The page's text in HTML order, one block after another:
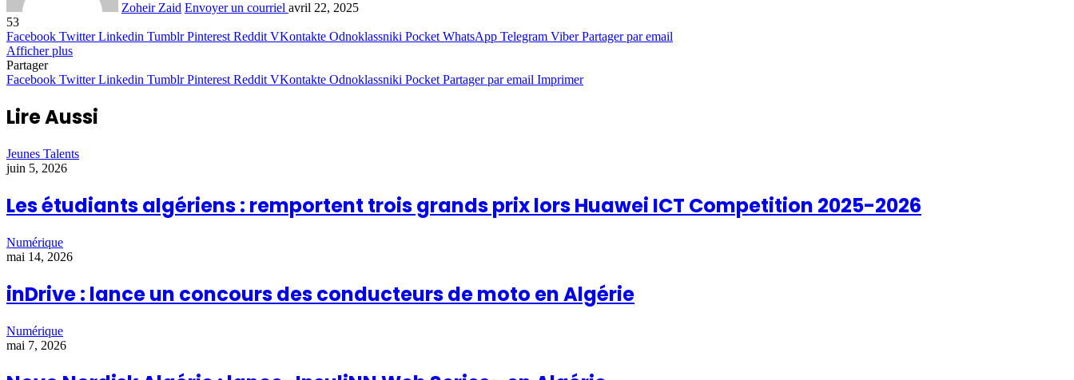
Zoheir Zaid Envoyer un courriel avril 22, 2025
53
Facebook Twitter Linkedin Tumblr Pinterest Reddit VKontakte Odnoklassniki Pocket WhatsApp Telegram Viber Partager par email
Afficher plus
Partager
Facebook Twitter Linkedin Tumblr Pinterest Reddit VKontakte Odnoklassniki Pocket Partager par email Imprimer
Lire Aussi
Jeunes Talents
juin 5, 2026
Les étudiants algériens : remportent trois grands prix lors Huawei ICT Competition 2025-2026
Numérique
mai 14, 2026
inDrive : lance un concours des conducteurs de moto en Algérie
Numérique
mai 7, 2026